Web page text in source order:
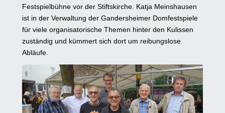
Festspielbühne vor der Stiftskirche. Katja Meinshausen
ist in der Verwaltung der Gandersheimer Domfestspiele
für viele organisatorische Themen hinter den Kulissen
zuständig und kümmert sich dort um reibungslose
Abläufe.